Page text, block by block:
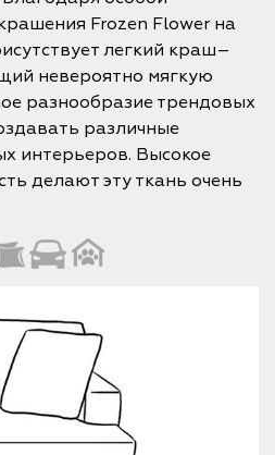
Frozen Flower на
легкий краш–
невероятно мягкую
разнообразие трендовых
различные
интерьеров. Высокое
делают эту ткань очень